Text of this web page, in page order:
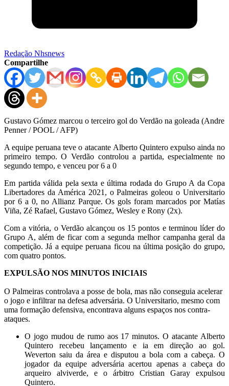
Redação Nhsnews
Compartilhe
Gustavo Gómez marcou o terceiro gol do Verdão na goleada (Andre
Penner / POOL / AFP)
A equipe peruana teve o atacante Alberto Quintero expulso ainda no
primeiro tempo. O Verdão controlou a partida, especialmente no
segundo tempo, e venceu por 6 a 0
Em partida válida pela sexta e última rodada do Grupo A da Copa
Libertadores da América 2021, o Palmeiras goleou o Universitario
por 6 a 0, no Allianz Parque. Os gols foram marcados por Matías
Viña, Zé Rafael, Gustavo Gómez, Wesley e Rony (2x).
Com a vitória, o Verdão alcançou os 15 pontos e terminou líder do
Grupo A, além de ficar com a segunda melhor campanha geral da
competição. Já a equipe peruana ficou na última posição do grupo,
com quatro pontos.
EXPULSÃO NOS MINUTOS INICIAIS
O Palmeiras controlava a posse de bola, mas não conseguia acelerar
o jogo e infiltrar na defesa adversária. O Universitario, mesmo com
uma formação defensiva, encontrava alguns espaços nos contra-
ataques.
O jogo mudou de rumo aos 17 minutos. O atacante Alberto
Quintero recebeu lançamento e ia em direção ao gol.
Weverton saiu da área e disputou a bola com a cabeça. O
jogador da equipe adversária acertou apenas a cabeça do
arqueiro alviverde, e o árbitro Cristian Garay expulsou
Quintero.